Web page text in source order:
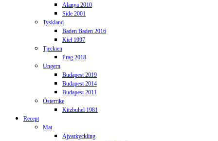
Alanya 2010
Side 2001
Tyskland
Baden Baden 2016
Kiel 1997
Tjeckien
Prag 2018
Ungern
Budapest 2019
Budapest 2014
Budapest 2011
Österrike
Kitzbuhel 1981
Recept
Mat
Ajvarkyckling